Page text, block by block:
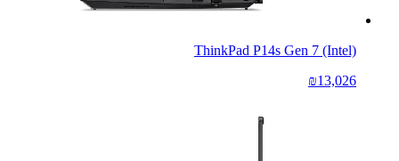
ThinkPad P14s Gen 7 (Intel)
₪13,026